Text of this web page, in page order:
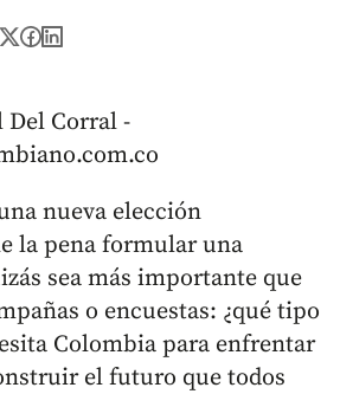
Del Corral -
nueva elección
la pena formular una
sea más importante que
o encuestas: ¿qué tipo
Colombia para enfrentar
el futuro que todos